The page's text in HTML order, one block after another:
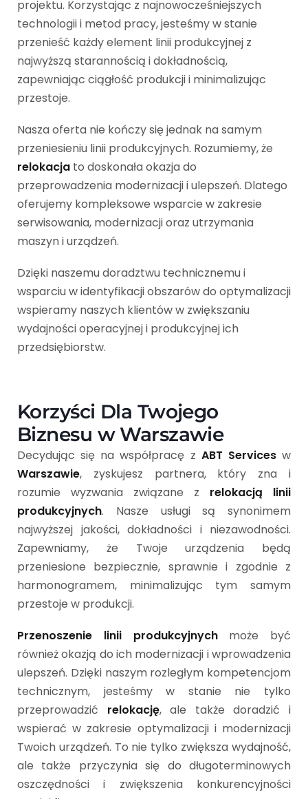
projektu. Korzystając z najnowocześniejszych
technologii i metod pracy, jesteśmy w stanie
przenieść każdy element linii produkcyjnej z
najwyższą starannością i dokładnością,
zapewniając ciągłość produkcji i minimalizując
przestoje.
Nasza oferta nie kończy się jednak na samym
przeniesieniu linii produkcyjnych. Rozumiemy, że
relokacja to doskonała okazja do
przeprowadzenia modernizacji i ulepszeń. Dlatego
oferujemy kompleksowe wsparcie w zakresie
serwisowania, modernizacji oraz utrzymania
maszyn i urządzeń.
Dzięki naszemu doradztwu technicznemu i
wsparciu w identyfikacji obszarów do optymalizacji
wspieramy naszych klientów w zwiększaniu
wydajności operacyjnej i produkcyjnej ich
przedsiębiorstw.
Korzyści Dla Twojego
Biznesu w Warszawie
Decydując się na współpracę z ABT Servicesw
Warszawie, zyskujesz partnera, który zna i
rozumie wyzwania związane z relokacją linii
produkcyjnych. Nasze usługi są synonimem
najwyższej jakości, dokładności i niezawodności.
Zapewniamy, że Twoje urządzenia będą
przeniesione bezpiecznie, sprawnie i zgodnie z
harmonogramem, minimalizując tym samym
przestoje w produkcji.
Przenoszenie linii produkcyjnychmoże być
również okazją do ich modernizacji i wprowadzenia
ulepszeń. Dzięki naszym rozległym kompetencjom
technicznym, jesteśmy w stanie nie tylko
przeprowadzić relokację, ale także doradzić i
wspierać w zakresie optymalizacji i modernizacji
Twoich urządzeń. To nie tylko zwiększa wydajność,
ale także przyczynia się do długoterminowych
oszczędności i zwiększenia konkurencyjności